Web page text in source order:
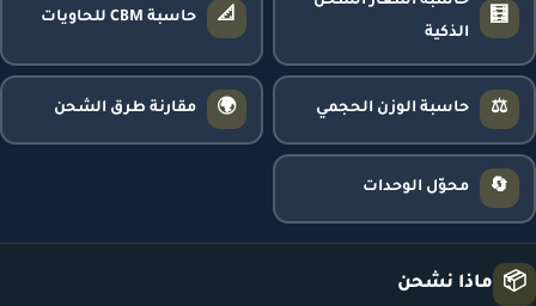
🧮
الذكية
📐 حاسبة CBM للحاويات
⚖️ حاسبة الوزن الحجمي 🌍 مقارنة طرق الشحن
🔄 محوّل الوحدات
📦 ماذا نشحن